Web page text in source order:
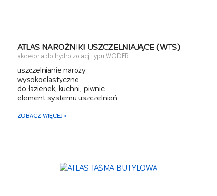
ATLAS NAROŻNIKI USZCZELNIAJĄCE (WTS)
akcesoria do hydroizolacji typu WODER
uszczelnianie naroży
wysokoelastyczne
do łazienek, kuchni, piwnic
element systemu uszczelnień
ZOBACZ WIĘCEJ >